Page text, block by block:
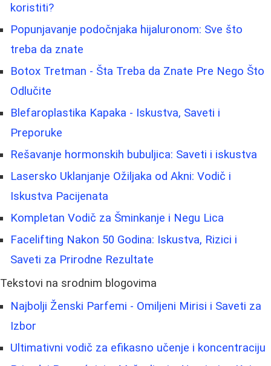
koristiti?
Popunjavanje podočnjaka hijaluronom: Sve što
treba da znate
Botox Tretman - Šta Treba da Znate Pre Nego Što
Odlučite
Blefaroplastika Kapaka - Iskustva, Saveti i
Preporuke
Rešavanje hormonskih bubuljica: Saveti i iskustva
Lasersko Uklanjanje Ožiljaka od Akni: Vodič i
Iskustva Pacijenata
Kompletan Vodič za Šminkanje i Negu Lica
Facelifting Nakon 50 Godina: Iskustva, Rizici i
Saveti za Prirodne Rezultate
Tekstovi na srodnim blogovima
Najbolji Ženski Parfemi - Omiljeni Mirisi i Saveti za
Izbor
Ultimativni vodič za efikasno učenje i koncentraciju